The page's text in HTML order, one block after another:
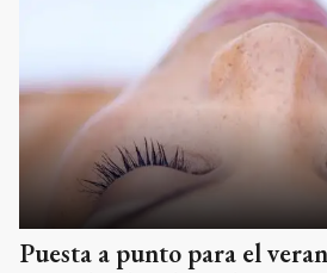
Puesta a punto para el